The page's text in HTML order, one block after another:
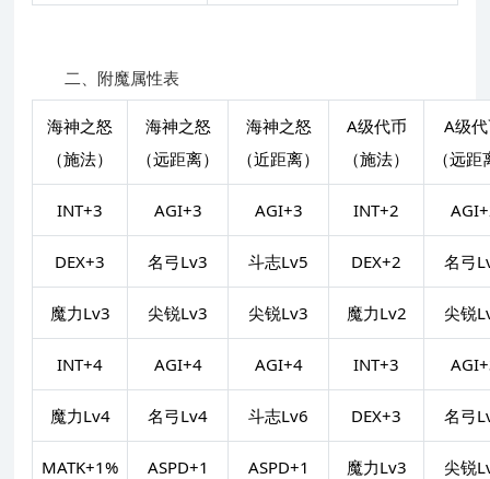
二、附魔属性表
海神之怒
（施法）
海神之怒
（远距离）
海神之怒
（近距离）
A级代币
（施法）
A级
（远
INT+3 AGI+3 AGI+3 INT+2
DEX+3 名弓Lv3 斗志Lv5 DEX+2 名弓
魔力Lv3 尖锐Lv3 尖锐Lv3 魔力Lv2 尖锐
INT+4 AGI+4 AGI+4 INT+3
魔力Lv4 名弓Lv4 斗志Lv6 DEX+3 名弓
MATK+1% ASPD+1 ASPD+1 魔力Lv3 尖锐